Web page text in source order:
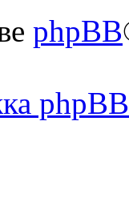
phpBB
phpBB